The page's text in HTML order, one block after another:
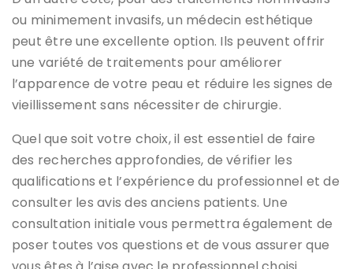
ou minimement invasifs, un médecin esthétique
peut être une excellente option. Ils peuvent offrir
une variété de traitements pour améliorer
l’apparence de votre peau et réduire les signes de
vieillissement sans nécessiter de chirurgie.
Quel que soit votre choix, il est essentiel de faire
des recherches approfondies, de vérifier les
qualifications et l’expérience du professionnel et de
consulter les avis des anciens patients. Une
consultation initiale vous permettra également de
poser toutes vos questions et de vous assurer que